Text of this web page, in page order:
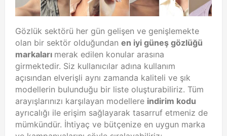
Gözlük sektörü her gün gelişen ve genişlemekte
olan bir sektör olduğundan en iyi güneş gözlüğü
markaları merak edilen konular arasına
girmektedir. Siz kullanıcılar adına kullanım
açısından elverişli aynı zamanda kaliteli ve şık
modellerin bulunduğu bir liste oluşturabiliriz. Tüm
arayışlarınızı karşılayan modellere indirim kodu
ayrıcalığı ile erişim sağlayarak tasarruf etmeniz de
mümkündür. İhtiyaç ve bütçenize en uygun marka